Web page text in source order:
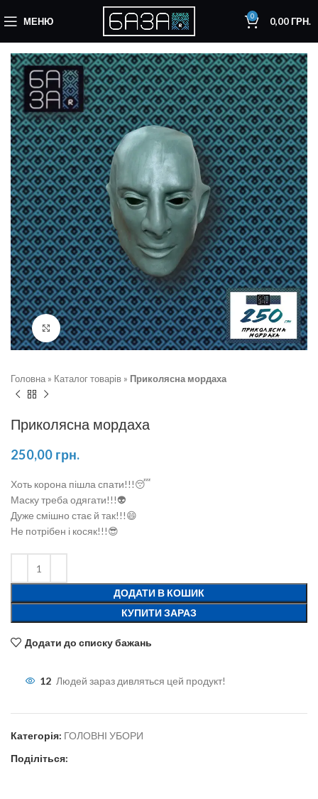
МЕНЮ 0 0,00ГРН.
Натисніть, щоб збільшити
Головна » Каталог товарів » Приколясна мордаха
Приколясна мордаха
250,00 грн.
Хоть корона пішла спати!!!😴
Маску треба одягати!!!👽
Дуже смішно стає й так!!!😄
Не потрібен і косяк!!!😎
ДОДАТИ В КОШИК
КУПИТИ ЗАРАЗ
Додати до списку бажань
12 Людей зараз дивляться цей продукт!
Категорія: ГОЛОВНІ УБОРИ
Поділіться: